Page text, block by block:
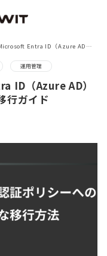
（Azure AD）の新しい認証方法ポリシーへの移行ガイド
運用管理
ID（Azure AD）
行ガイド